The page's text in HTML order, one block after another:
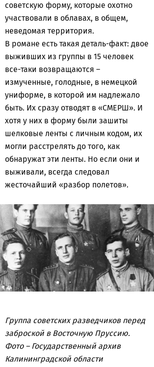
советскую форму, которые охотно
участвовали в облавах, в общем,
неведомая территория.
В романе есть такая деталь-факт: двое
выживших из группы в 15 человек
все-таки возвращаются –
измученные, голодные, в немецкой
униформе, в которой им надлежало
быть. Их сразу отводят в «СМЕРШ». И
хотя у них в форму были зашиты
шелковые ленты с личным кодом, их
могли расстрелять до того, как
обнаружат эти ленты. Но если они и
выживали, всегда следовал
жесточайший «разбор полетов».
Группа советских разведчиков перед
заброской в Восточную Пруссию.
Фото – Государственный архив
Калининградской области